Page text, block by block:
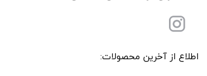
اطلاع از آخرین محصولات: